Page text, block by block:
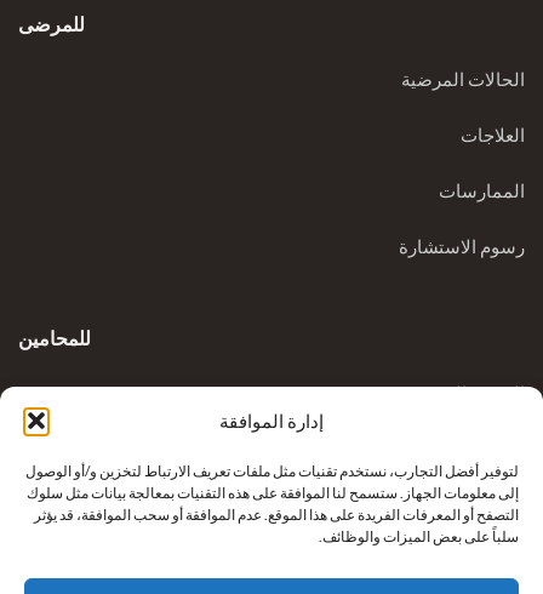
إدارة الموافقة
لتوفير أفضل التجارب، نستخدم تقنيات مثل ملفات تعريف الارتباط لتخزين و/أو الوصول
إلى معلومات الجهاز. ستسمح لنا الموافقة على هذه التقنيات بمعالجة بيانات مثل سلوك
التصفح أو المعرفات الفريدة على هذا الموقع. عدم الموافقة أو سحب الموافقة، قد يؤثر
سلباً على بعض الميزات والوظائف.
للمرضى
الحالات المرضية
العلاجات
الممارسات
رسوم الاستشارة
للمحامين
المدونة السريرية